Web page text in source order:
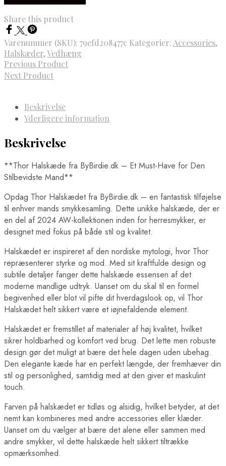
Share this product
Varenummer (SKU): 79efd208477c Kategorier:Accessories,
Halskæder,Vedhæng
Previous Product
Next Product
Beskrivelse
Yderligere information
Beskrivelse
**Thor Halskæde fra ByBirdie.dk – Et Must-Have for Den
Stilbevidste Mand**
Opdag Thor Halskædet fra ByBirdie.dk – en fantastisk tilføjelse
til enhver mands smykkesamling. Dette unikke halskæde, der er
en del af 2024 AW-kollektionen inden for herresmykker, er
designet med fokus på både stil og kvalitet.
Halskædet er inspireret af den nordiske mytologi, hvor Thor
repræsenterer styrke og mod. Med sit kraftfulde design og
subtile detaljer fanger dette halskæde essensen af det
moderne mandlige udtryk. Uanset om du skal til en formel
begivenhed eller blot vil pifte dit hverdagslook op, vil Thor
Halskædet helt sikkert være et iøjnefaldende element.
Halskædet er fremstillet af materialer af høj kvalitet, hvilket
sikrer holdbarhed og komfort ved brug. Det lette men robuste
design gør det muligt at bære det hele dagen uden ubehag.
Den elegante kæde har en perfekt længde, der fremhæver din
stil og personlighed, samtidig med at den giver et maskulint
touch.
Farven på halskædet er tidløs og alsidig, hvilket betyder, at det
nemt kan kombineres med andre accessories eller klæder.
Uanset om du vælger at bære det alene eller sammen med
andre smykker, vil dette halskæde helt sikkert tiltrække
opmærksomhed.